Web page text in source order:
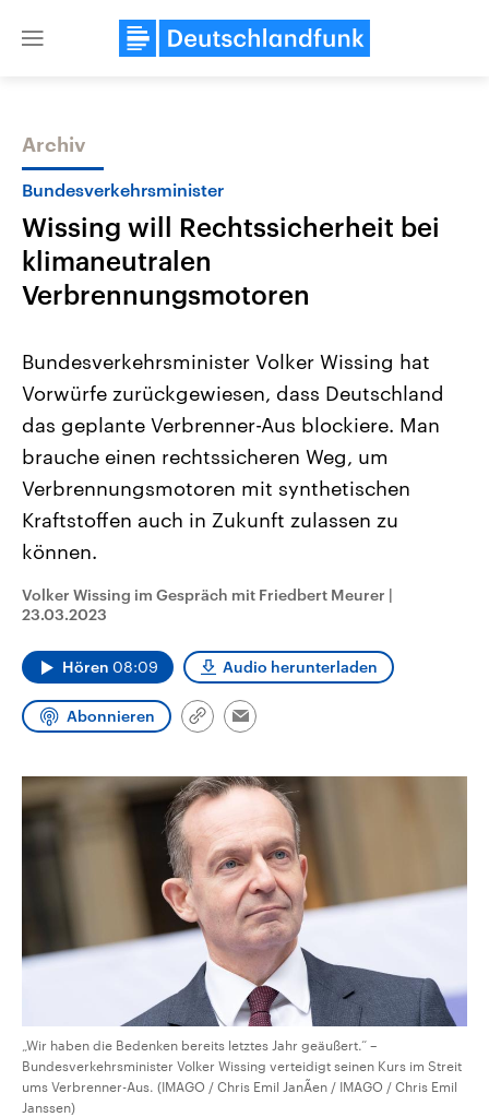
Close
Themen
2026
Alle Informationen
Sachsen-Anhalt wählt am 6.
September 2026 einen neuen
Landtag. Seit 2021 wird das
Bundesland von einer Koalition aus
CDU, SPD und FDP regiert.-
Umfragen, Prognosen,
und Hintergründe zu den Parteien
Wahl.
Aktuelle Beiträge,
Hintergründe
Wirtschaftlich und
gehören die Vereinigten
den mächtigsten Ländern
mit großem Einfluss auf
aktuelle Weltgeschehen.
Sendungen
Audio-Archiv
Archiv
Bundesverkehrsminister
Wissing will Rechtssicherheit bei
klimaneutralen
Verbrennungsmotoren
Bundesverkehrsminister Volker Wissing hat
Vorwürfe zurückgewiesen, dass Deutschland
das geplante Verbrenner-Aus blockiere. Man
brauche einen rechtssicheren Weg, um
Verbrennungsmotoren mit synthetischen
Kraftstoffen auch in Zukunft zulassen zu
können.
Volker Wissing im Gespräch mit Friedbert Meurer |
23.03.2023
Hören 08:09 Audio herunterladen
Abonnieren
Link
Email
„Wir haben die Bedenken bereits letztes Jahr geäußert.“ –
Bundesverkehrsminister Volker Wissing verteidigt seinen Kurs im Streit
ums Verbrenner-Aus. (IMAGO / Chris Emil JanÃen / IMAGO / Chris Emil
Janssen)